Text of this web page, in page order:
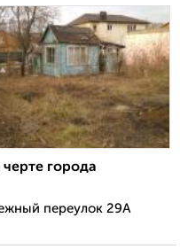
города
переулок 29А